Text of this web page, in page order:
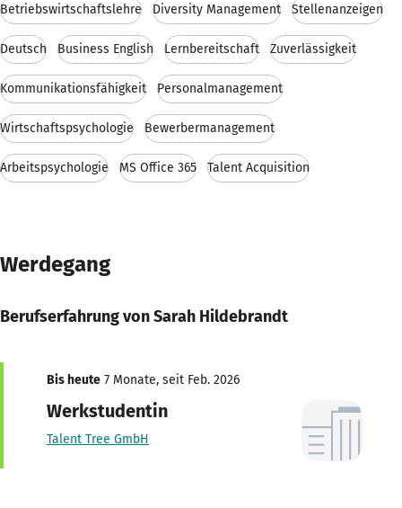
Betriebswirtschaftslehre Diversity Management Stellenanzeigen
Deutsch Business English Lernbereitschaft Zuverlässigkeit
Kommunikationsfähigkeit Personalmanagement
Wirtschaftspsychologie Bewerbermanagement
Arbeitspsychologie MS Office 365 Talent Acquisition
Werdegang
Berufserfahrung von Sarah Hildebrandt
Bis heute 7 Monate, seit Feb. 2026
Werkstudentin
Talent Tree GmbH